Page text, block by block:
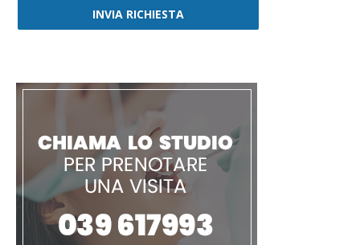
INVIA RICHIESTA